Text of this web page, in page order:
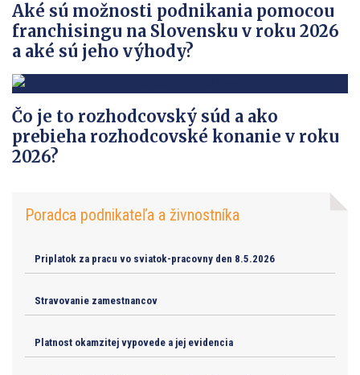
Aké sú možnosti podnikania pomocou
franchisingu na Slovensku v roku 2026
a aké sú jeho výhody?
Čo je to rozhodcovský súd a ako
prebieha rozhodcovské konanie v roku
2026?
Poradca podnikateľa a živnostníka
Priplatok za pracu vo sviatok-pracovny den 8.5.2026
Stravovanie zamestnancov
Platnost okamzitej vypovede a jej evidencia